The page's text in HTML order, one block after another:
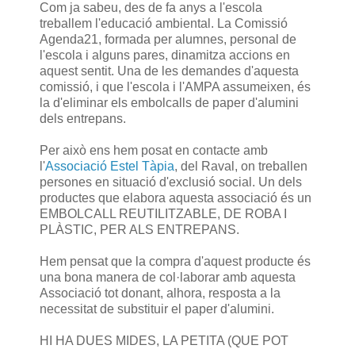
Com ja sabeu, des de fa anys a l'escola
treballem l'educació ambiental. La Comissió
Agenda21, formada per alumnes, personal de
l'escola i alguns pares, dinamitza accions en
aquest sentit. Una de les demandes d'aquesta
comissió, i que l'escola i l'AMPA assumeixen, és
la d'eliminar els embolcalls de paper d'alumini
dels entrepans.
Per això ens hem posat en contacte amb
l'Associació Estel Tàpia, del Raval, on treballen
persones en situació d'exclusió social. Un dels
productes que elabora aquesta associació és un
EMBOLCALL REUTILITZABLE, DE ROBA I
PLÀSTIC, PER ALS ENTREPANS.
Hem pensat que la compra d'aquest producte és
una bona manera de col·laborar amb aquesta
Associació tot donant, alhora, resposta a la
necessitat de substituir el paper d'alumini.
HI HA DUES MIDES, LA PETITA (QUE POT